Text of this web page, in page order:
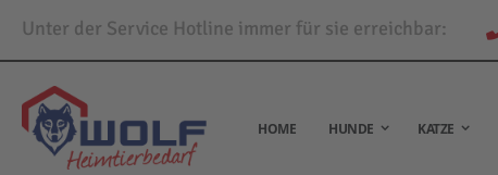
Unter der Service Hotline immer für sie erreichbar:
Direkt
zum
Inhalt
HOME HUNDE KATZE